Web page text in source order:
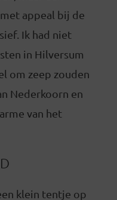
appeal bij de
Ik had niet
in Hilversum
om zeep zouden
Nederkoorn en
van het
klein tentje op